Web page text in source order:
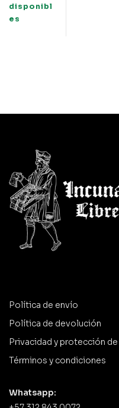
disponibl
es
Política de envío
Política de devolución
Privacidad y protección
Términos y condiciones
Whatsapp: